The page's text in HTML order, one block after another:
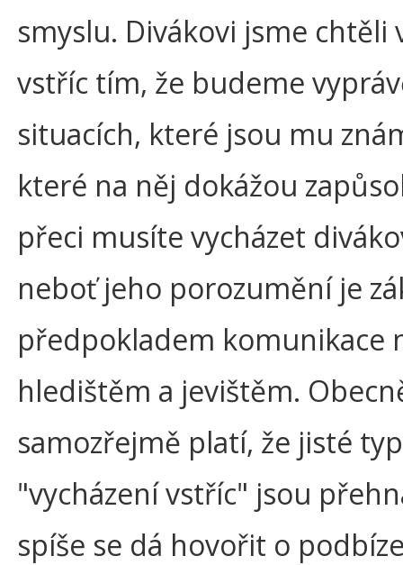
smyslu. Divákovi jsme chtěli
vstříc tím, že budeme
situacích, které jsou mu
které na něj dokážou
přeci musíte vycházet
neboť jeho porozumění je
předpokladem komunikace
hledištěm a jevištěm.
samozřejmě platí, že jisté
"vycházení vstříc" jsou
spíše se dá hovořit o